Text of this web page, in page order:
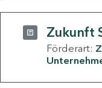
Zukunft
Förderart: